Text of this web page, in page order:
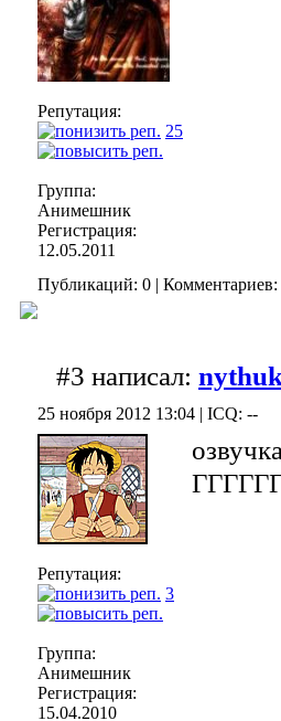
Репутация:
25
Группа:
Анимешник
Регистрация:
12.05.2011
Публикаций: 0 | Комментариев:
#3 написал:
25 ноября 2012 13:04 | ICQ: --
Репутация:
3
Группа:
Анимешник
Регистрация:
15.04.2010